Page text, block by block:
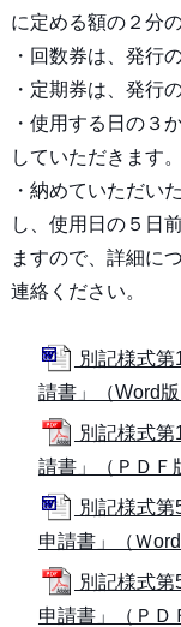
に定める額の２分
・回数券は、発行
・定期券は、発行
・使用する日の３
していただきます。
・納めていただい
し、使用日の５日
ますので、詳細に
連絡ください。
別記様式
請書」（Word
別記様式
請書」（ＰＤ
別記様式
申請書」（Ｗ
別記様式
申請書」（Ｐ